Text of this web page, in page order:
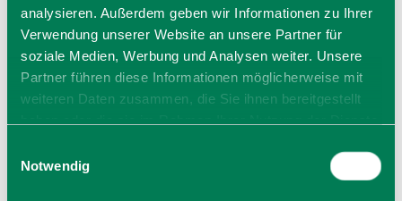
analysieren. Außerdem geben wir Informationen zu Ihrer
Verwendung unserer Website an unsere Partner für
soziale Medien, Werbung und Analysen weiter. Unsere
Partner führen diese Informationen möglicherweise mit
weiteren Daten zusammen, die Sie ihnen bereitgestellt
Cookies, wenn Sie unsere Webseite weiterhin nutzen.
Notwendig
Eintritt pro Person ab 2 Jahren
9,-Euro
Kleinkinder Eintritt frei ohne Anspruch auf eigenen
Sitzplatz
Veranstalter